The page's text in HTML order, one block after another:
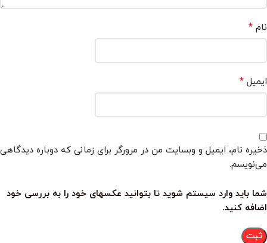
نام *
ایمیل *
ذخیره نام، ایمیل و وبسایت من در مرورگر برای زمانی که دوباره دیدگاهی
می‌نویسم.
شما باید وارد سیستم شوید تا بتوانید عکسهای خود را به بررسی خود
اضافه کنید.